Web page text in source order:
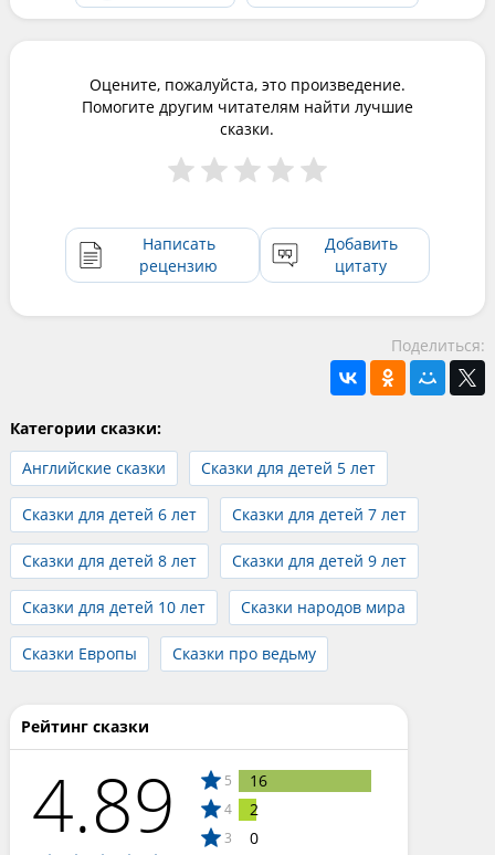
Оцените, пожалуйста, это произведение.
Помогите другим читателям найти лучшие
сказки.
Написать
рецензию
Добавить
цитату
Поделиться:
Категории сказки:
Английские сказки
Сказки для детей 5 лет
Сказки для детей 6 лет Сказки для детей 7 лет
Сказки для детей 8 лет Сказки для детей 9 лет
Сказки для детей 10 лет Сказки народов мира
Сказки Европы Сказки про ведьму
Рейтинг сказки
4.89 5 16
4 2
3 0